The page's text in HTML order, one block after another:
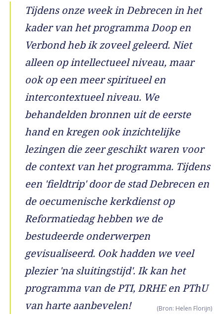
Tijdens onze week in Debrecen in het
kader van het programma Doop en
Verbond heb ik zoveel geleerd. Niet
alleen op intellectueel niveau, maar
ook op een meer spiritueel en
intercontextueel niveau. We
behandelden bronnen uit de eerste
hand en kregen ook inzichtelijke
lezingen die zeer geschikt waren voor
de context van het programma. Tijdens
een 'fieldtrip' door de stad Debrecen en
de oecumenische kerkdienst op
Reformatiedag hebben we de
bestudeerde onderwerpen
gevisualiseerd. Ook hadden we veel
plezier 'na sluitingstijd'. Ik kan het
programma van de PTI, DRHE en PThU
van harte aanbevelen!
(Bron: Helen Florijn)